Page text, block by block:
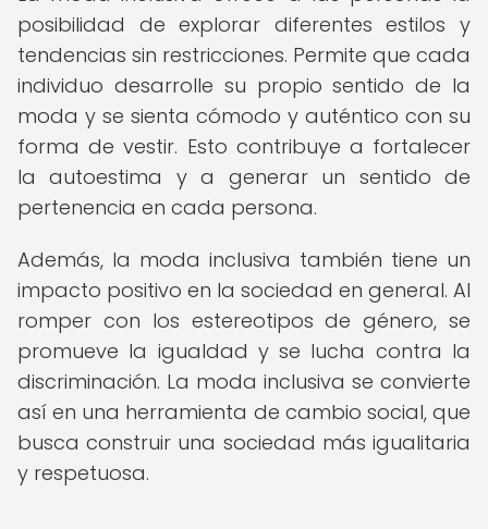
posibilidad de explorar diferentes estilos y
tendencias sin restricciones. Permite que cada
individuo desarrolle su propio sentido de la
moda y se sienta cómodo y auténtico con su
forma de vestir. Esto contribuye a fortalecer
la autoestima y a generar un sentido de
pertenencia en cada persona.
Además, la moda inclusiva también tiene un
impacto positivo en la sociedad en general. Al
romper con los estereotipos de género, se
promueve la igualdad y se lucha contra la
discriminación. La moda inclusiva se convierte
así en una herramienta de cambio social, que
busca construir una sociedad más igualitaria
y respetuosa.